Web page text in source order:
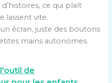
ce qui plaît
lassent vite.
écran, juste des boutons
mains autonomes.
de